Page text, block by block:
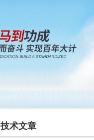
技术文章